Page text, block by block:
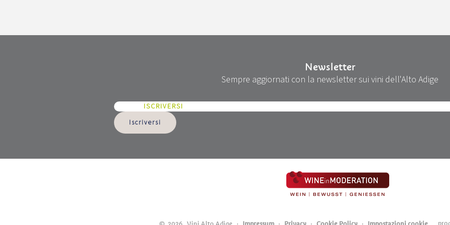
Newsletter
Sempre aggiornati con la newsletter sui vini dell'Alto Adige
ISCRIVERSI
Iscriversi